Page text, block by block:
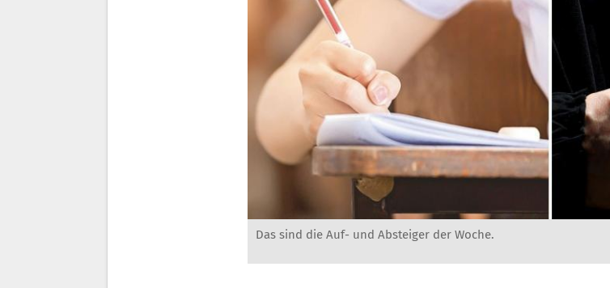
Das sind die Auf- und Absteiger der Woche.